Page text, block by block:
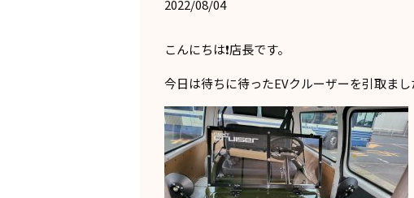
2022/08/04
こんにちは❗店長です。
今日は待ちに待ったEVクルーザーを引取まし